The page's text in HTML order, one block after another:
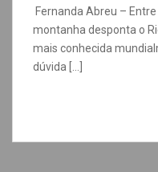
Fernanda Abreu –
montanha desponta o
mais conhecida
dúvida […]